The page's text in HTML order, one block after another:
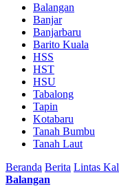
Balangan
Banjar
Banjarbaru
Barito Kuala
HSS
HST
HSU
Tabalong
Tapin
Kotabaru
Tanah Bumbu
Tanah Laut
Beranda Berita Lintas
Balangan